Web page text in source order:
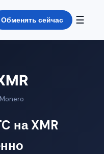
Обменять сейчас ☰
Monero
на XMR